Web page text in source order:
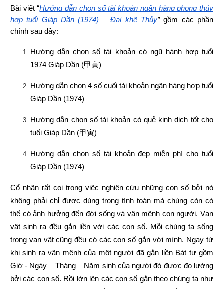
Bài viết “Hướng dẫn chọn số tài khoản ngân hàng phong thủy
hợp tuổi Giáp Dần (1974) – Đại khê Thủy” gồm các phần
chính sau đây:
Hướng dẫn chọn số tài khoản có ngũ hành hợp tuổi
1974 Giáp Dần (甲寅)
Hướng dẫn chọn 4 số cuối tài khoản ngân hàng hợp tuổi
Giáp Dần (1974)
Hướng dẫn chọn số tài khoản có quẻ kinh dịch tốt cho
tuổi Giáp Dần (甲寅)
Hướng dẫn chọn số tài khoản đẹp miễn phí cho tuổi
Giáp Dần (1974)
Cổ nhân rất coi trọng việc nghiên cứu những con số bởi nó
không phải chỉ được dùng trong tính toán mà chúng còn có
thể có ảnh hưởng đến đời sống và vận mệnh con người. Vạn
vật sinh ra đều gắn liền với các con số. Mỗi chúng ta sống
trong vạn vật cũng đều có các con số gắn với mình. Ngay từ
khi sinh ra vận mệnh của một người đã gắn liền Bát tự gồm
Giờ - Ngày – Tháng – Năm sinh của người đó được đo lường
bởi các con số. Rồi lớn lên các con số gắn theo chúng ta như